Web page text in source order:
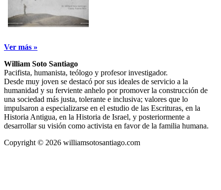
Ver más »
William Soto Santiago
Pacifista, humanista, teólogo y profesor investigador.
Desde muy joven se destacó por sus ideales de servicio a la
humanidad y su ferviente anhelo por promover la construcción de
una sociedad más justa, tolerante e inclusiva; valores que lo
impulsaron a especializarse en el estudio de las Escrituras, en la
Historia Antigua, en la Historia de Israel, y posteriormente a
desarrollar su visión como activista en favor de la familia humana.
Copyright © 2026 williamsotosantiago.com